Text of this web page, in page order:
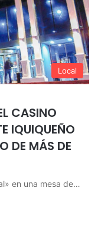
Local
CASINO
IQUIQUEÑO
DE MÁS DE
en una mesa de…